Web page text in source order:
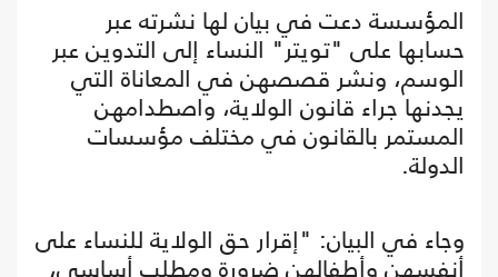
المؤسسة دعت في بيان لها نشرته عبر
حسابها على "تويتر" النساء إلى التدوين عبر
الوسم، ونشر قصصهن في المعاناة التي
يجدنها جراء قانون الولاية، واصطدامهن
المستمر بالقانون في مختلف مؤسسات
الدولة.
وجاء في البيان: "إقرار حق الولاية للنساء على
أنفسهن وأطفالهن ضرورة ومطلب أساسي،